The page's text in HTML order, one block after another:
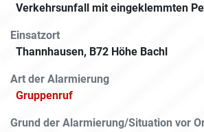
Verkehrsunfall mit eingeklemmten
Einsatzort
Thannhausen, B72 Höhe Bachl
Art der Alarmierung
Gruppenruf
Grund der Alarmierung/Situation vor